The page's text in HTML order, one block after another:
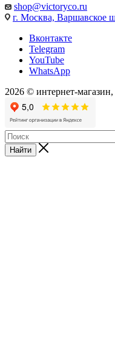
shop@victoryco.ru
г. Москва, Варшавское
Вконтакте
Telegram
YouTube
WhatsApp
2026 © интернет-
Найти